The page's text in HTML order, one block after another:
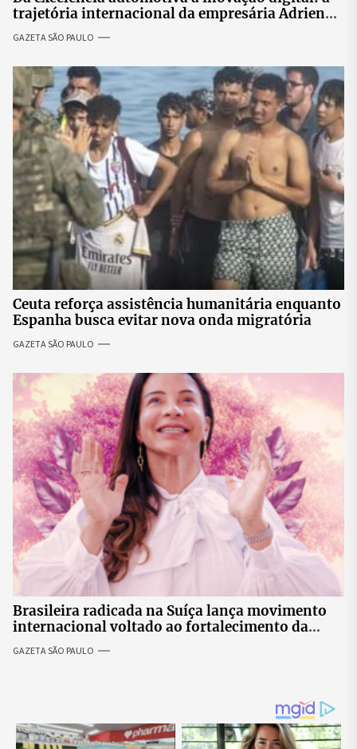
trajetória internacional da empresária Adriene
GAZETA SÃO PAULO
Ceuta reforça assistência humanitária enquanto
Espanha busca evitar nova onda migratória
GAZETA SÃO PAULO
Brasileira radicada na Suíça lança movimento
internacional voltado ao fortalecimento da
identidade feminina
GAZETA SÃO PAULO